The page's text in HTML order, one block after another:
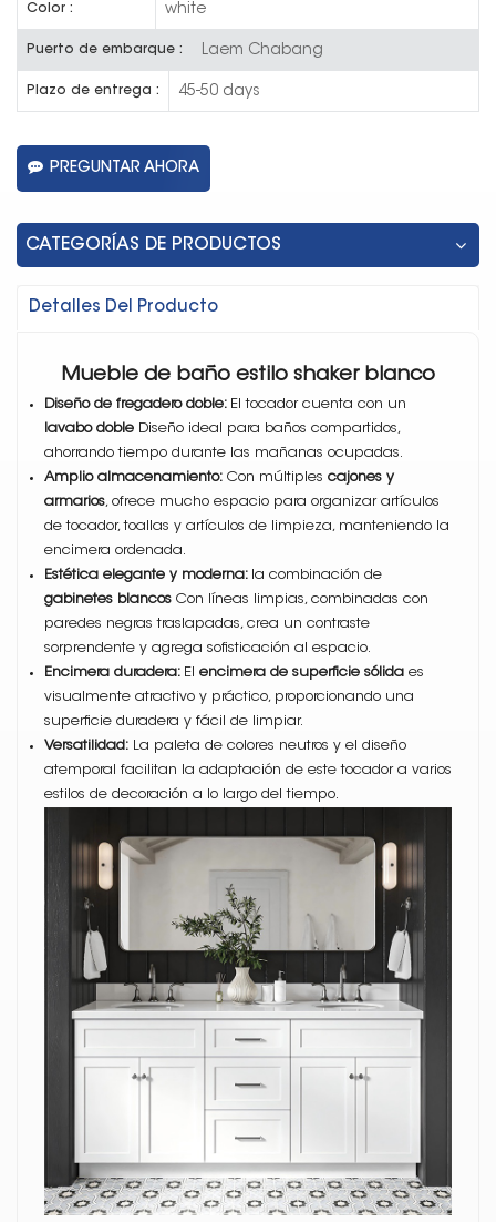
Color : white
Puerto de embarque : Laem Chabang
Plazo de entrega : 45-50 days
PREGUNTAR AHORA
CATEGORÍAS DE PRODUCTOS
Detalles Del Producto
Mueble de baño estilo shaker blanco
Diseño de fregadero doble: El tocador cuenta con un
lavabo doble Diseño ideal para baños compartidos,
ahorrando tiempo durante las mañanas ocupadas.
Amplio almacenamiento: Con múltiples cajones y
armarios , ofrece mucho espacio para organizar artículos
de tocador, toallas y artículos de limpieza, manteniendo la
encimera ordenada.
Estética elegante y moderna: la combinación de
gabinetes blancos Con líneas limpias, combinadas con
paredes negras traslapadas, crea un contraste
sorprendente y agrega sofisticación al espacio.
Encimera duradera: El encimera de superficie sólida es
visualmente atractivo y práctico, proporcionando una
superficie duradera y fácil de limpiar.
Versatilidad: La paleta de colores neutros y el diseño
atemporal facilitan la adaptación de este tocador a varios
estilos de decoración a lo largo del tiempo.